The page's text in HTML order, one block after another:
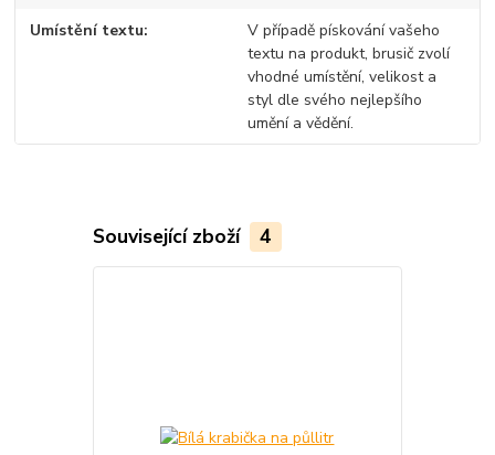
Umístění textu
V případě pískování vašeho
textu na produkt, brusič zvolí
vhodné umístění, velikost a
styl dle svého nejlepšího
umění a vědění.
Související zboží 4